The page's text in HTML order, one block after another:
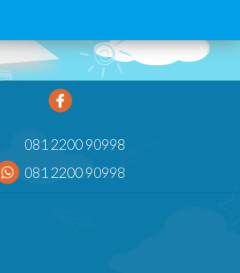
081 2200 90998
081 2200 90998